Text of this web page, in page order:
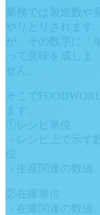
業務では製造数
やりとりされます
が、その数字に「
って意味を成しま
せん。
そこで
ます。
①レシピ単位
・レシピ上で示
位
・生産関連の数
②在庫単位
・在庫関連の数